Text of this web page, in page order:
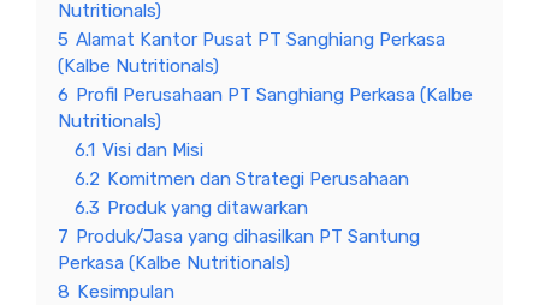
Nutritionals)
5 Alamat Kantor Pusat PT Sanghiang Perkasa
(Kalbe Nutritionals)
6 Profil Perusahaan PT Sanghiang Perkasa (Kalbe
Nutritionals)
6.1 Visi dan Misi
6.2 Komitmen dan Strategi Perusahaan
6.3 Produk yang ditawarkan
7 Produk/Jasa yang dihasilkan PT Santung
Perkasa (Kalbe Nutritionals)
8 Kesimpulan